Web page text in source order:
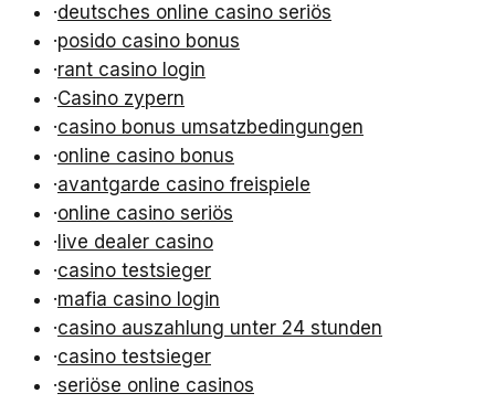
·deutsches online casino seriös
·posido casino bonus
·rant casino login
·Casino zypern
·casino bonus umsatzbedingungen
·online casino bonus
·avantgarde casino freispiele
·online casino seriös
· live dealer casino
·casino testsieger
·mafia casino login
·casino auszahlung unter 24 stunden
·casino testsieger
·seriöse online casinos